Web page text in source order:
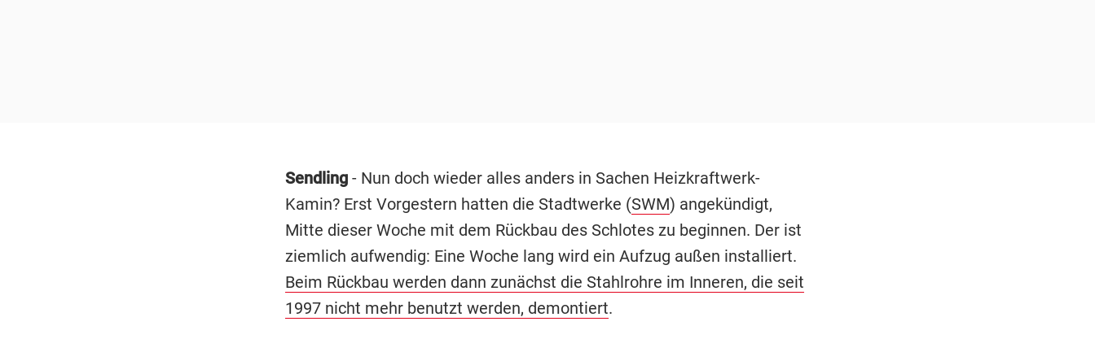
Sendling- Nun doch wieder alles anders in Sachen Heizkraftwerk-
Kamin? Erst Vorgestern hatten die Stadtwerke (SWM) angekündigt,
Mitte dieser Woche mit dem Rückbau des Schlotes zu beginnen. Der ist
ziemlich aufwendig: Eine Woche lang wird ein Aufzug außen installiert.
Beim Rückbau werden dann zunächst die Stahlrohre im Inneren, die seit
1997 nicht mehr benutzt werden, demontiert.